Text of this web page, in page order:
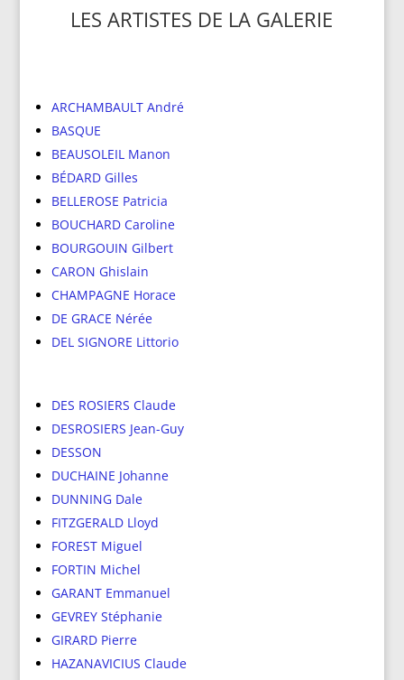
LES ARTISTES DE LA GALERIE
ARCHAMBAULT André
BASQUE
BEAUSOLEIL Manon
BÉDARD Gilles
BELLEROSE Patricia
BOUCHARD Caroline
BOURGOUIN Gilbert
CARON Ghislain
CHAMPAGNE Horace
DE GRACE Nérée
DEL SIGNORE Littorio
DES ROSIERS Claude
DESROSIERS Jean-Guy
DESSON
DUCHAINE Johanne
DUNNING Dale
FITZGERALD Lloyd
FOREST Miguel
FORTIN Michel
GARANT Emmanuel
GEVREY Stéphanie
GIRARD Pierre
HAZANAVICIUS Claude